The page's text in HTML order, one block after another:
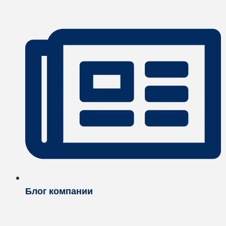
Блог компании